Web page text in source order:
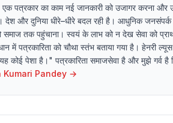
पत्रकार का काम नई जानकारी को उजागर करना
देश और दुनिया धीरे–धीरे बदल रही है। आधुनिक जनसंपर्क
तक पहुंचाना। स्वयं के लाभ को न देख सेवा को
में पत्रकारिता को चौथा स्तंभ बताया गया है। हेनरी
कोई पेशा है।" पत्रकारिता समाजसेवा है और मुझे गर्व
Kumari Pandey →